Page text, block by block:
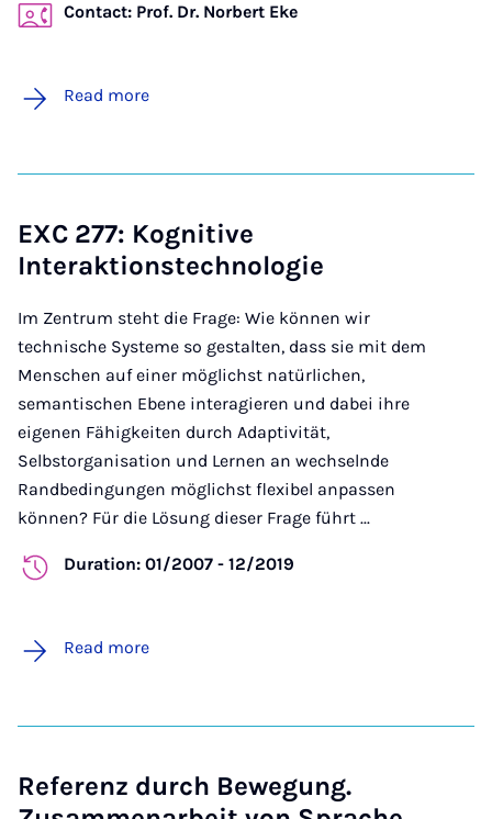
Contact: Prof. Dr. Norbert Eke
Read more
EXC 277: Kognitive
Interaktionstechnologie
Im Zentrum steht die Frage: Wie können wir
technische Systeme so gestalten, dass sie mit dem
Menschen auf einer möglichst natürlichen,
semantischen Ebene interagieren und dabei ihre
eigenen Fähigkeiten durch Adaptivität,
Selbstorganisation und Lernen an wechselnde
Randbedingungen möglichst flexibel anpassen
können? Für die Lösung dieser Frage führt ...
Duration: 01/2007 - 12/2019
Read more
Referenz durch Bewegung.